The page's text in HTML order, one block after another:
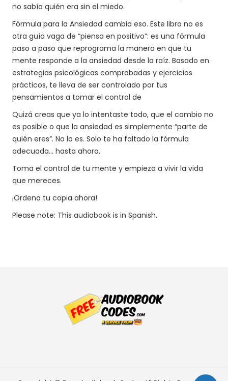
no sabía quién era sin el miedo.
Fórmula para la Ansiedad cambia eso. Este libro no es
otra guía vaga de “piensa en positivo”: es una fórmula
paso a paso que reprograma la manera en que tu
mente responde a la ansiedad desde la raíz. Basado en
estrategias psicológicas comprobadas y ejercicios
prácticos, te lleva de ser controlado por tus
pensamientos a tomar el control de
Quizá creas que ya lo intentaste todo, que el cambio no
es posible o que la ansiedad es simplemente “parte de
quién eres”. No lo es. Solo te ha faltado la fórmula
adecuada… hasta ahora.
Toma el control de tu mente y empieza a vivir la vida
que mereces.
¡Ordena tu copia ahora!
Please note: This audiobook is in Spanish.